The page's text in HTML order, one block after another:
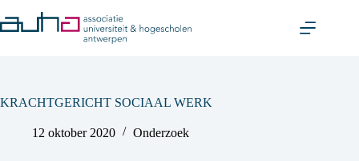
to
content
KRACHTGERICHT SOCIAAL WERK
12 oktober 2020 Onderzoek